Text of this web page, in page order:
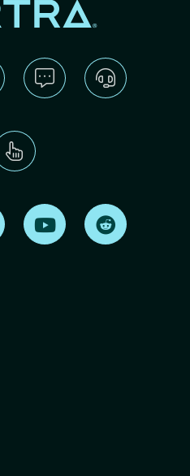
Find us on LinkedInFind us on Youtube